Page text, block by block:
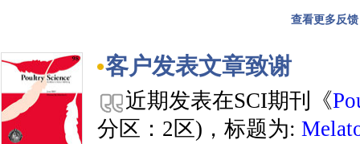
查看更多反
客户发表文章致谢
近期发表在SCI期刊《
分区：2区)，标题为: